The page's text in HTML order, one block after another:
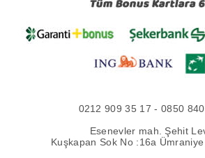
0212 909 35 17 - 0850
Esenevler mah. Şehit
Kuşkapan Sok No :16a Ümraniye